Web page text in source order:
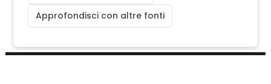
Approfondisci con altre fonti